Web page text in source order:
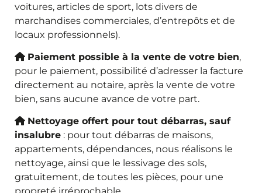
voitures, articles de sport, lots divers de
marchandises commerciales, d’entrepôts et de
locaux professionnels).
Paiement possible à la vente de votre bien,
pour le paiement, possibilité d’adresser la facture
directement au notaire, après la vente de votre
bien, sans aucune avance de votre part.
Nettoyage offert pour tout débarras, sauf
insalubre : pour tout débarras de maisons,
appartements, dépendances, nous réalisons le
nettoyage, ainsi que le lessivage des sols,
gratuitement, de toutes les pièces, pour une